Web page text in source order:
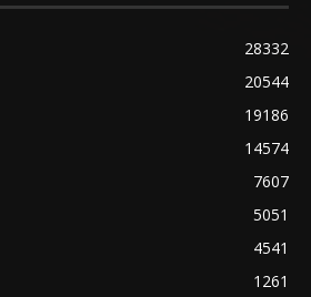
28332
20544
19186
14574
7607
5051
4541
1261